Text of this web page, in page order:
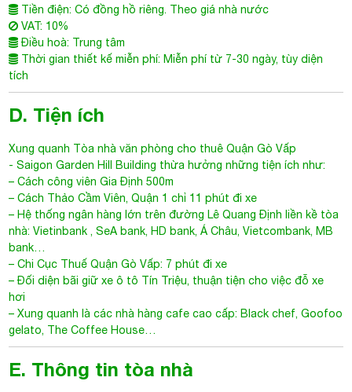
Tiền điện: Có đồng hồ riêng. Theo giá nhà nước
VAT: 10%
Điều hoà: Trung tâm
Thời gian thiết kế miễn phí: Miễn phí từ 7-30 ngày, tùy diện
tích
D. Tiện ích
Xung quanh Tòa nhà văn phòng cho thuê Quận Gò Vấp
-Saigon Garden Hill Building thừa hưởng những tiện ích như:
– Cách công viên Gia Định 500m
– Cách Thảo Cầm Viên, Quận 1 chỉ 11 phút đi xe
– Hệ thống ngân hàng lớn trên đường Lê Quang Định liền kề tòa
nhà: Vietinbank , SeA bank, HD bank, Á Châu, Vietcombank, MB
bank…
– Chi Cục Thuế Quận Gò Vấp: 7 phút đi xe
– Đối diện bãi giữ xe ô tô Tín Triệu, thuận tiện cho việc đỗ xe
hơi
– Xung quanh là các nhà hàng cafe cao cấp: Black chef, Goofoo
gelato, The Coffee House…
E. Thông tin tòa nhà